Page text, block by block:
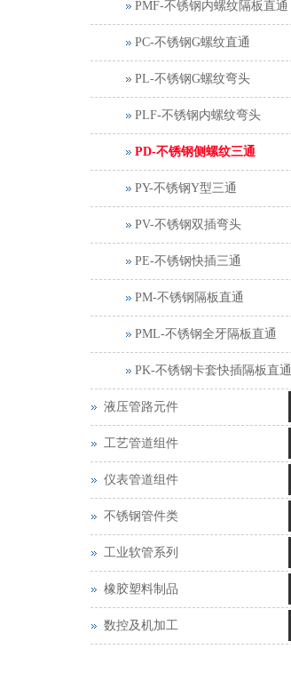
PMF-不锈钢内螺纹隔板直通
PC-不锈钢G螺纹直通
PL-不锈钢G螺纹弯头
PLF-不锈钢内螺纹弯头
PD-不锈钢侧螺纹三通
PY-不锈钢Y型三通
PV-不锈钢双插弯头
PE-不锈钢快插三通
PM-不锈钢隔板直通
PML-不锈钢全牙隔板直通
PK-不锈钢卡套快插隔板直通
液压管路元件
工艺管道组件
仪表管道组件
不锈钢管件类
工业软管系列
橡胶塑料制品
数控及机加工